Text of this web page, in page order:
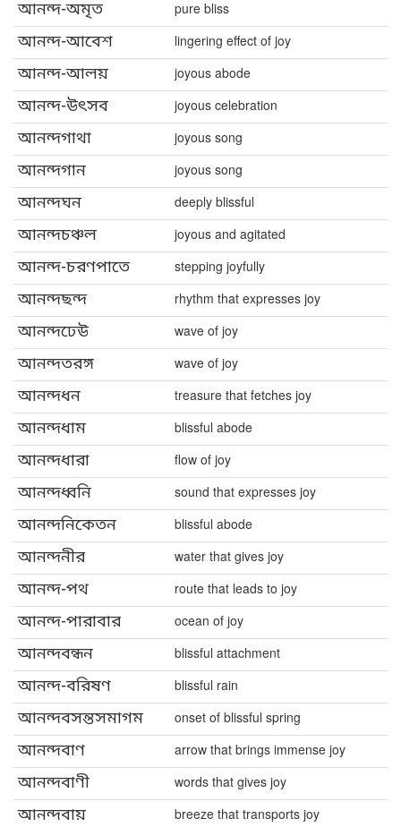
আনন্দ-অমৃত pure bliss
আনন্দ-আবেশ lingering effect of joy
আনন্দ-আলয় joyous abode
আনন্দ-উৎসব joyous celebration
আনন্দগাথা joyous song
আনন্দগান joyous song
আনন্দঘন deeply blissful
আনন্দচঞ্চল joyous and agitated
আনন্দ-চরণপাতে stepping joyfully
আনন্দছন্দ rhythm that expresses joy
আনন্দঢেউ wave of joy
আনন্দতরঙ্গ wave of joy
আনন্দধন treasure that fetches joy
আনন্দধাম blissful abode
আনন্দধারা flow of joy
আনন্দধ্বনি sound that expresses joy
আনন্দনিকেতন blissful abode
আনন্দনীর water that gives joy
আনন্দ-পথ route that leads to joy
আনন্দ-পারাবার ocean of joy
আনন্দবন্ধন blissful attachment
আনন্দ-বরিষণ blissful rain
আনন্দবসন্তসমাগম onset of blissful spring
আনন্দবাণ arrow that brings immense joy
আনন্দবাণী words that gives joy
আনন্দবায় breeze that transports joy